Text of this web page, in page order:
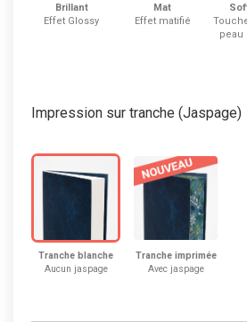
Brillant
Effet Glossy
Mat
Effet matifié
peau
Impression sur tranche (Jaspage)
Tranche blanche
Aucun jaspage
Tranche imprimée
Avec jaspage